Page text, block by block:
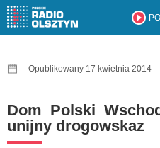
Opublikowany 17 kwietnia 2014
Dom Polski
unijny drogowskaz